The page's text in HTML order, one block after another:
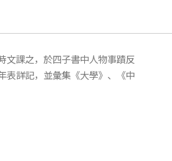
文課之，於四子書中人物事蹟反
表詳記，並彙集《大學》、《中